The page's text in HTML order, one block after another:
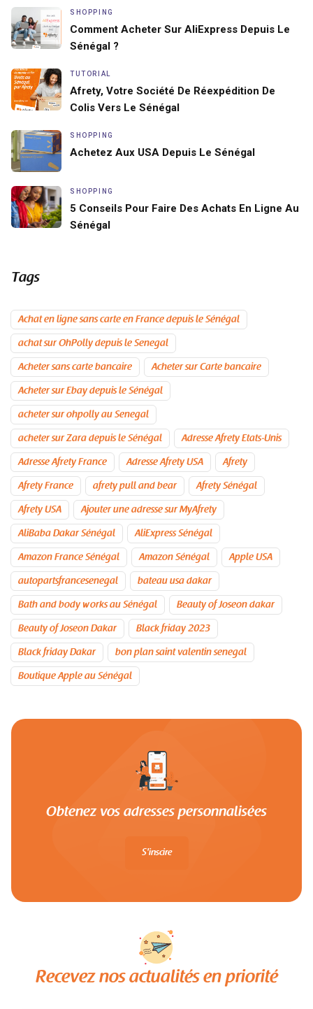
SHOPPING
Comment Acheter Sur AliExpress Depuis Le
Sénégal ?
TUTORIAL
Afrety, Votre Société De Réexpédition De
Colis Vers Le Sénégal
SHOPPING
Achetez Aux USA Depuis Le Sénégal
SHOPPING
5 Conseils Pour Faire Des Achats En Ligne Au
Sénégal
Tags
Achat en ligne sans carte en France depuis le Sénégal
achat sur OhPolly depuis le Senegal
Acheter sans carte bancaire Acheter sur Carte bancaire
Acheter sur Ebay depuis le Sénégal
acheter sur ohpolly au Senegal
acheter sur Zara depuis le Sénégal Adresse Afrety Etats-Unis
Adresse Afrety France Adresse Afrety USA Afrety
Afrety France afrety pull and bear Afrety Sénégal
Afrety USA Ajouter une adresse sur MyAfrety
AliBaba Dakar Sénégal AliExpress Sénégal
Amazon France Sénégal Amazon Sénégal Apple USA
autopartsfrancesenegal bateau usa dakar
Bath and body works au Sénégal Beauty of Joseon dakar
Beauty of Joseon Dakar Black friday 2023
Black friday Dakar bon plan saint valentin senegal
Boutique Apple au Sénégal
Obtenez vos adresses personnalisées
S'inscire
Recevez nos actualités en priorité